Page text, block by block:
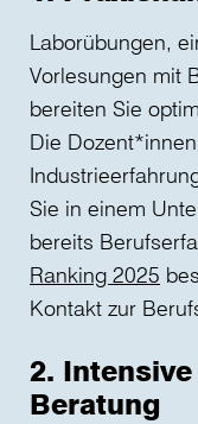
Laborübungen,
Vorlesungen mit
bereiten Sie
Die
Sie in einem
bereits
Ranking 2025
Kontakt zur
2.
Beratung